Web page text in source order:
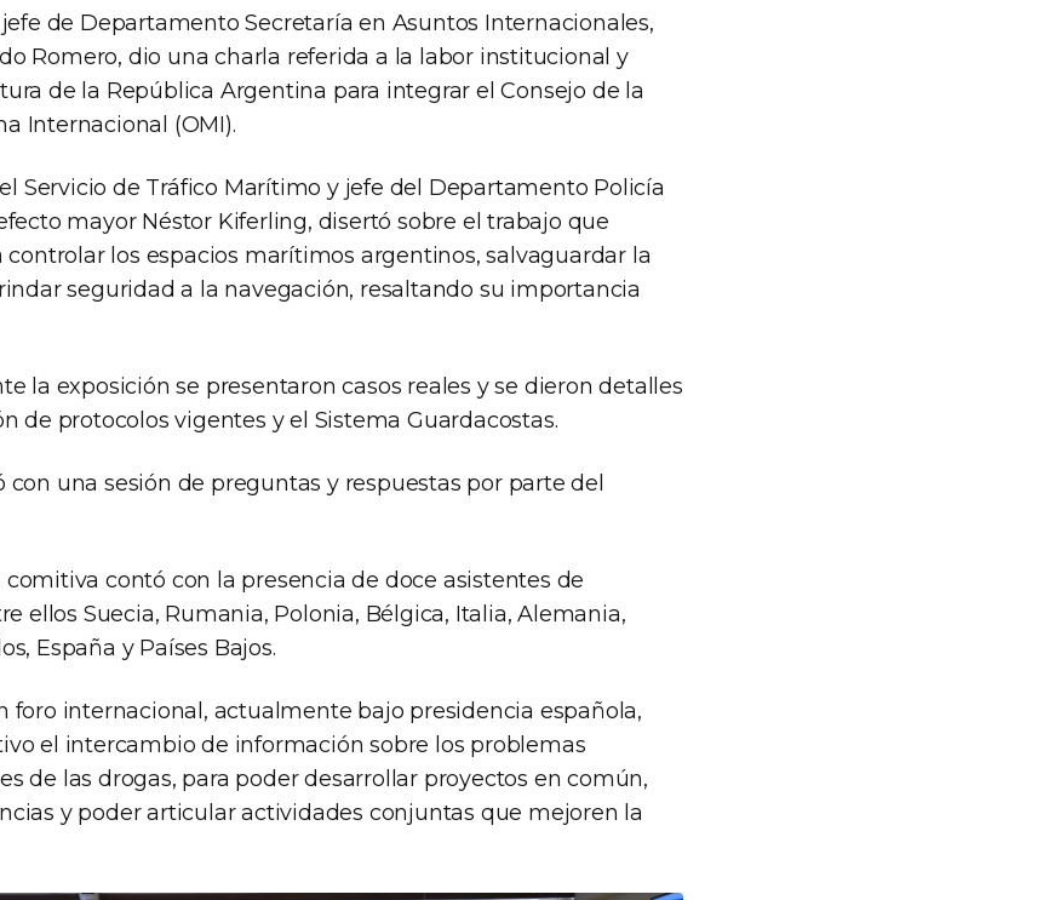
de Departamento Secretaría en Asuntos Internacionales,
Romero, dio una charla referida a la labor institucional y
de la República Argentina para integrar el Consejo de la
Internacional (OMI).
Servicio de Tráfico Marítimo y jefe del Departamento Policía
mayor Néstor Kiferling, disertó sobre el trabajo que
controlar los espacios marítimos argentinos, salvaguardar la
seguridad a la navegación, resaltando su importancia
la exposición se presentaron casos reales y se dieron detalles
de protocolos vigentes y el Sistema Guardacostas.
con una sesión de preguntas y respuestas por parte del
contó con la presencia de doce asistentes de
ellos Suecia, Rumania, Polonia, Bélgica, Italia, Alemania,
España y Países Bajos.
foro internacional, actualmente bajo presidencia española,
el intercambio de información sobre los problemas
de las drogas, para poder desarrollar proyectos en común,
y poder articular actividades conjuntas que mejoren la